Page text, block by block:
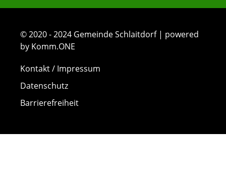
© 2020 - 2024 Gemeinde Schlaitdorf | powered
by Komm.ONE
Kontakt / Impressum
Datenschutz
Barrierefreiheit